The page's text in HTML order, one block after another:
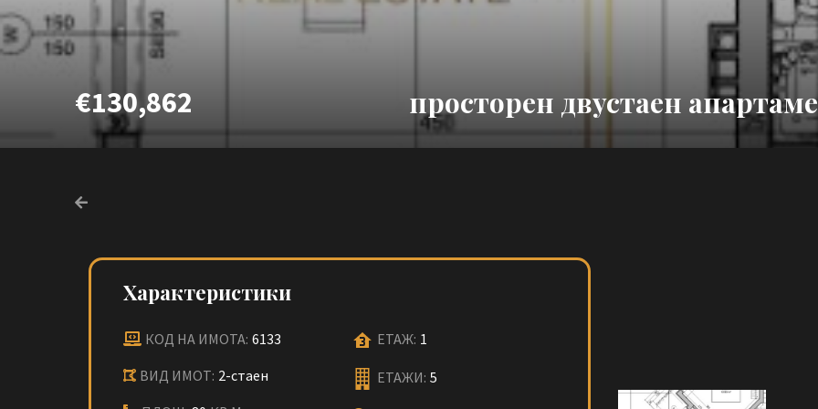
€130,862 просторен двустаен
Характеристики
КОД НА ИМОТА: 6133
ВИД ИМОТ: 2-стаен
ЕТАЖ: 1
ЕТАЖИ: 5